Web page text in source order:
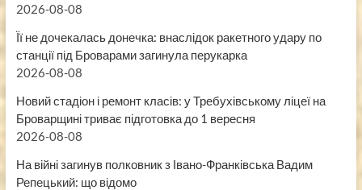
2026-08-08
Її не дочекалась донечка: внаслідок ракетного удару по
станції під Броварами загинула перукарка
2026-08-08
Новий стадіон і ремонт класів: у Требухівському ліцеї на
Броварщині триває підготовка до 1 вересня
2026-08-08
На війні загинув полковник з Івано-Франківська Вадим
Репецький: що відомо